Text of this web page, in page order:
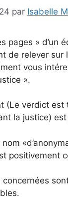
par Isabelle
pages » d’un
de relever sur
vous
».
(Le verdict est
la justice)
positivement